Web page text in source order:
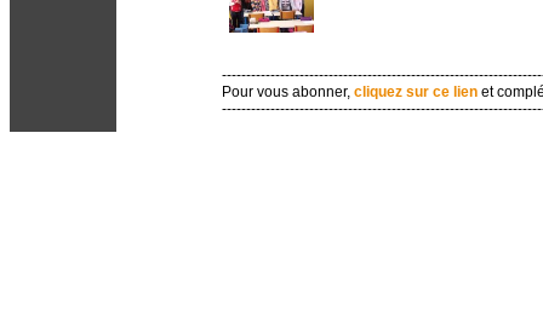
Pour vous abonner, cliquez sur ce lien et